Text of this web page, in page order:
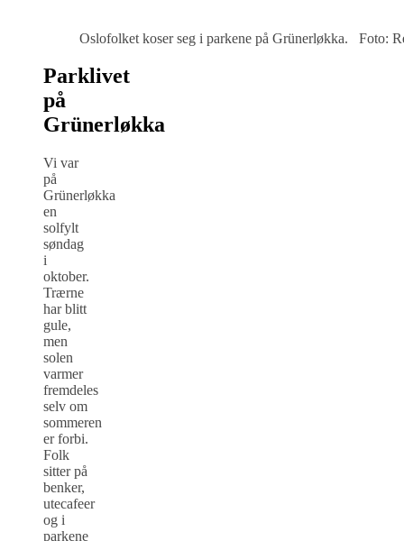
Oslofolket koser seg i parkene på Grünerløkka. Foto:
Parklivet
på
Grünerløkka
Vi var
på
Grünerløkka
en
solfylt
søndag
i
oktober.
Trærne
har blitt
gule,
men
solen
varmer
fremdeles
selv om
sommeren
er forbi.
Folk
sitter på
benker,
utecafeer
og i
parkene